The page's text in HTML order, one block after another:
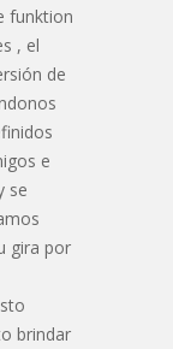
funktion
, el
de
e
se
gira por
brindar